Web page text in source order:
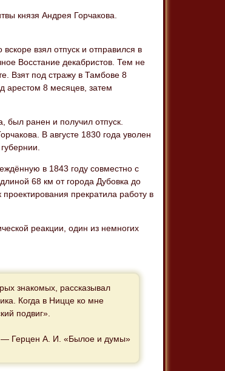
князя Андрея Горчакова.
взял отпуск и отправился в
Восстание декабристов. Тем не
Взят под стражу в Тамбове 8
арестом 8 месяцев, затем
был ранен и получил отпуск.
В августе 1830 года уволен
в 1843 году совместно с
68 км от города Дубовка до
прекратила работу в
реакции, один из немногих
знакомых, рассказывал
Когда в Ницце ко мне
подвиг».
— Герцен А. И. «Былое и думы»